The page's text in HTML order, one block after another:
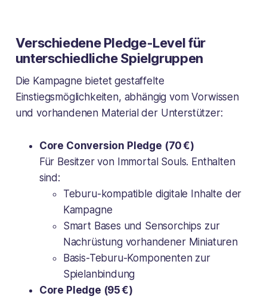
Verschiedene Pledge-Level für
unterschiedliche Spielgruppen
Die Kampagne bietet gestaffelte
Einstiegsmöglichkeiten, abhängig vom Vorwissen
und vorhandenen Material der Unterstützer:
Core Conversion Pledge (70 €)
Für Besitzer von Immortal Souls. Enthalten
sind:
Teburu-kompatible digitale Inhalte der
Kampagne
Smart Bases und Sensorchips zur
Nachrüstung vorhandener Miniaturen
Basis-Teburu-Komponenten zur
Spielanbindung
Core Pledge (95 €)